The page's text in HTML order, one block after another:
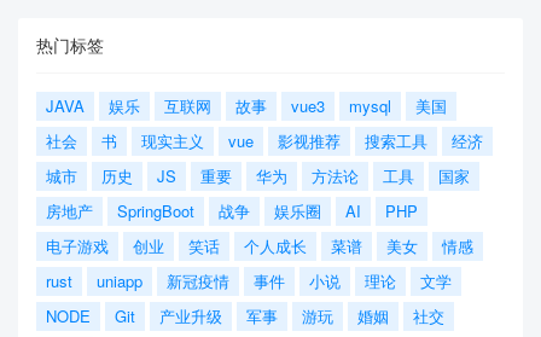
热门标签
JAVA 娱乐 互联网 故事 vue3 mysql
美国
社会
书 现实主义 vue 影视推荐 搜索工具
经济
城市
历史 JS 重要 华为 方法论 工具
国家
房地产
SpringBoot 战争 娱乐圈 AI
PHP
电子游戏
创业 笑话 个人成长 菜谱 美女
情感
rust
uniapp 新冠疫情 事件 小说 理论
文学
NODE
Git 产业升级 军事 游玩 婚姻
社交